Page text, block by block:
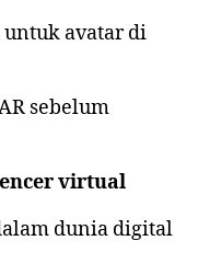
untuk avatar di
sebelum
virtual
dunia digital